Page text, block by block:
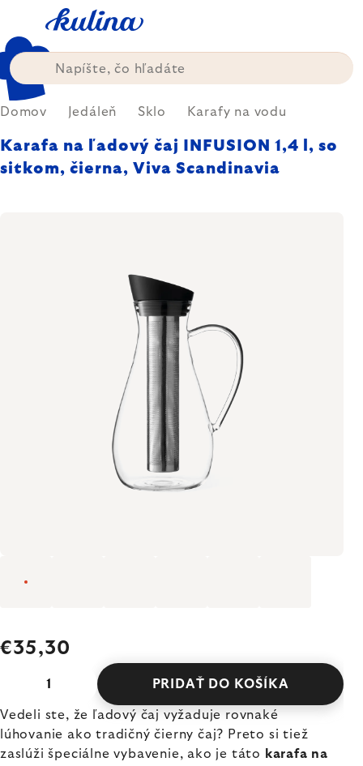
obsah
Domov Jedáleň Sklo Karafy na vodu
Karafa na ľadový čaj INFUSION 1,4 l, so
sitkom, čierna, Viva Scandinavia
€35,30
PRIDAŤ DO KOŠÍKA
Vedeli ste, že ľadový čaj vyžaduje rovnaké
lúhovanie ako tradičný čierny čaj? Preto si tiež
zaslúži špeciálne vybavenie, ako je táto
karafa na